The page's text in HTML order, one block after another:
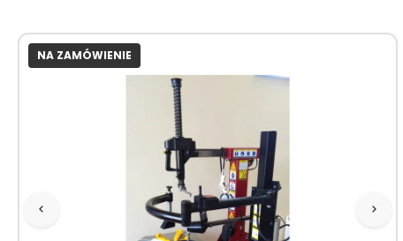
NA ZAMÓWIENIE